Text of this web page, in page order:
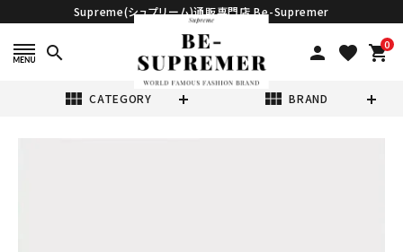
Supreme(シュプリーム)通販専門店 Be-Supremer
search person favorite 0
shopping_cart
view_module CATEGORY view_module BRAND